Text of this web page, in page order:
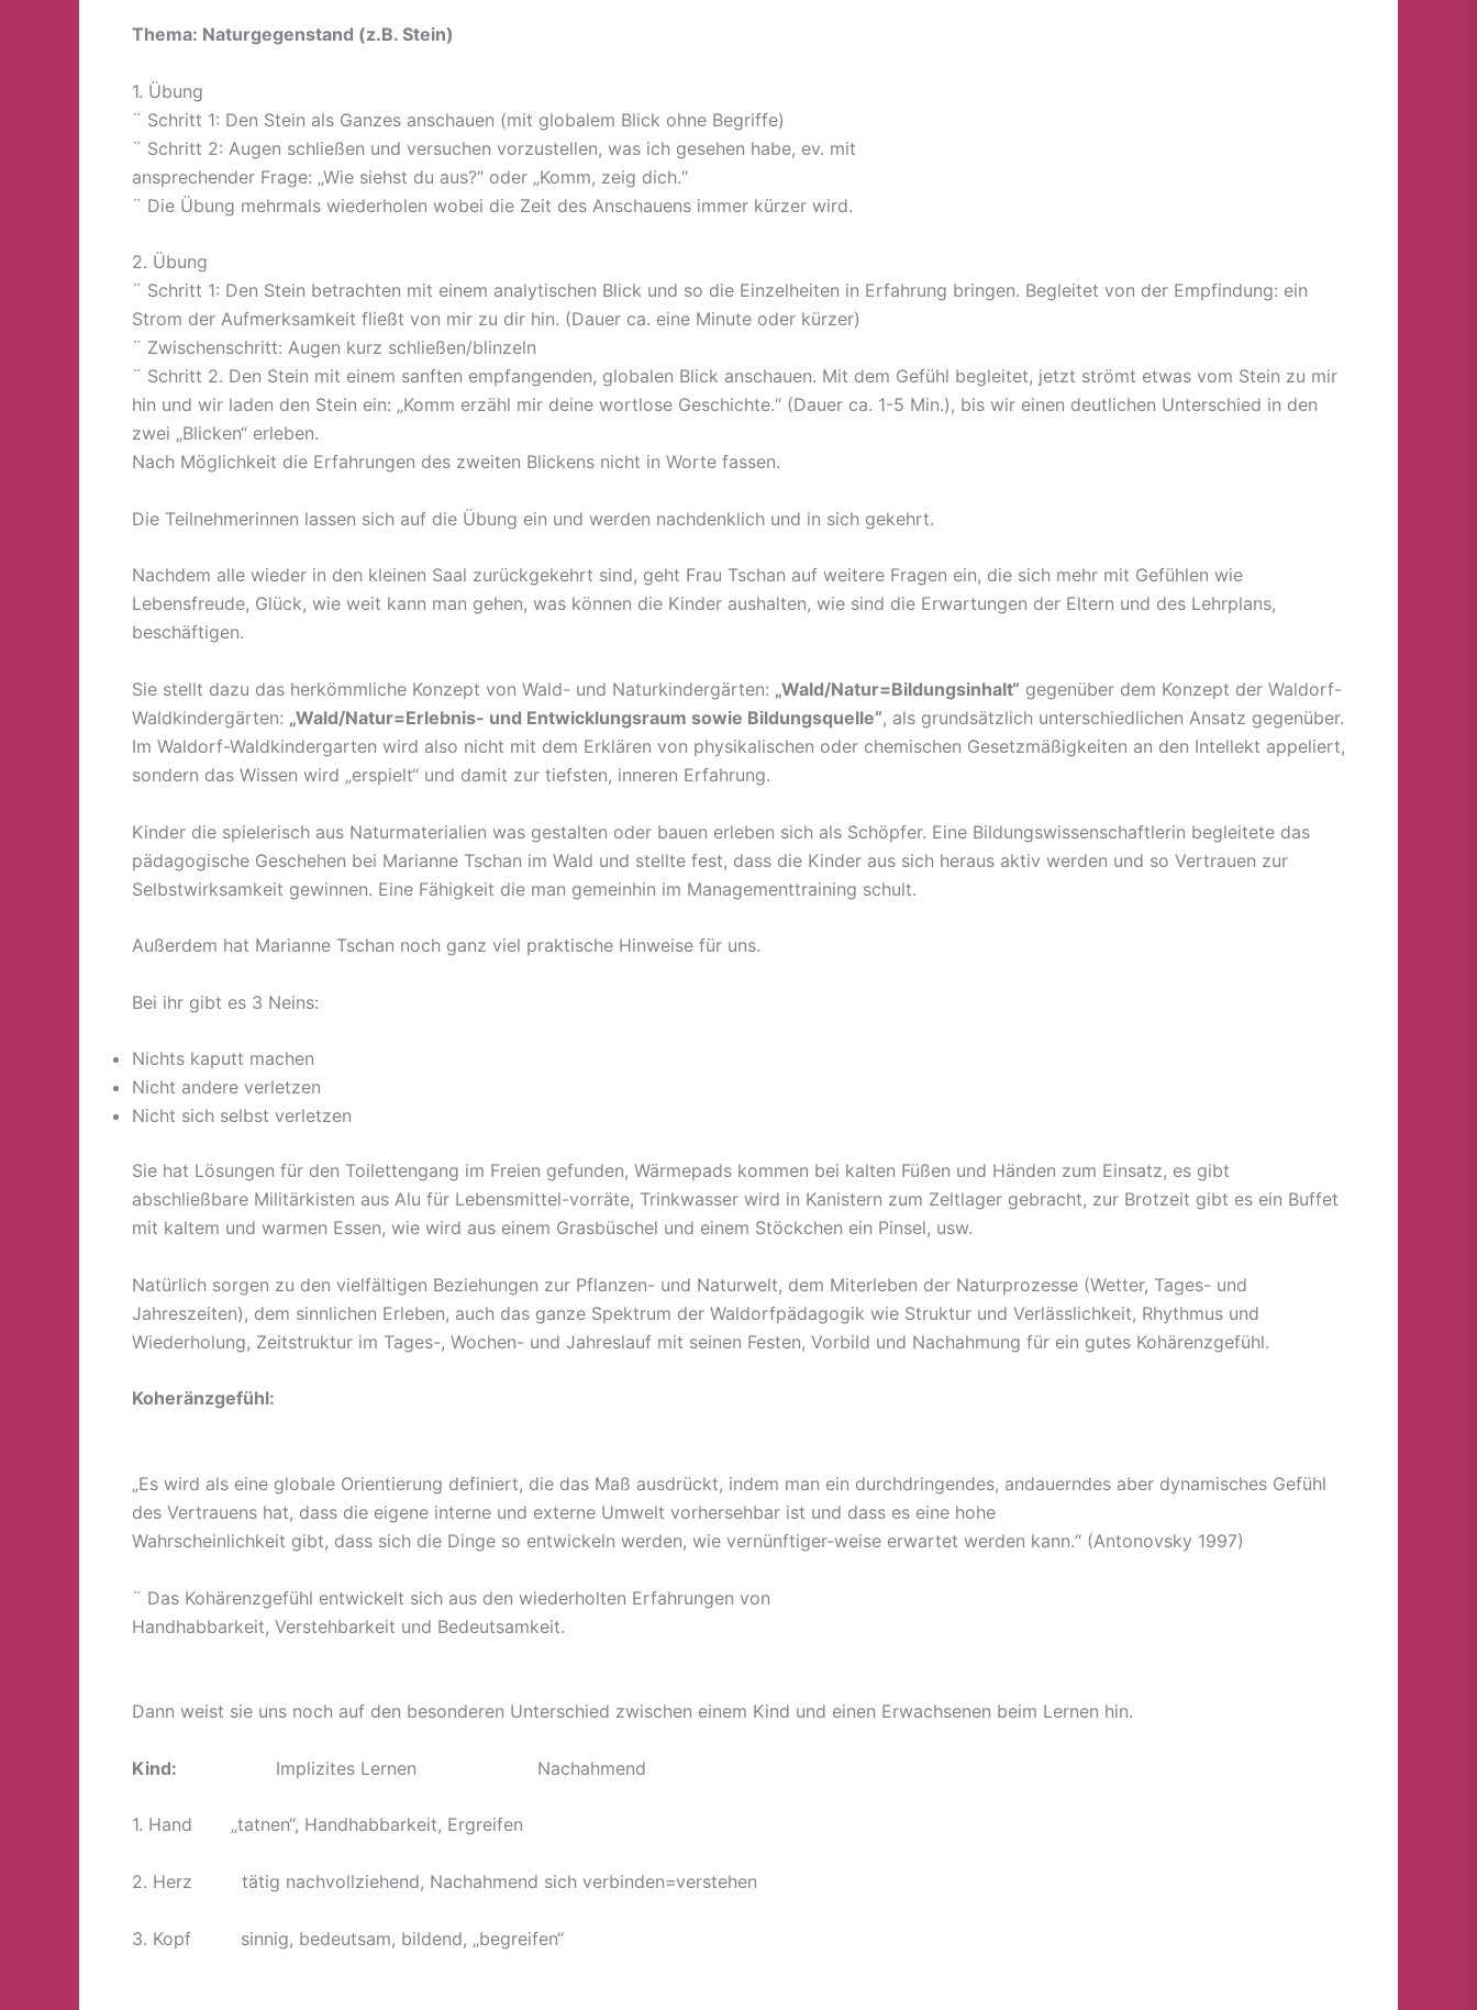
Thema: Naturgegenstand (z.B. Stein)
1. Übung
¨ Schritt 1: Den Stein als Ganzes anschauen (mit globalem Blick ohne Begriffe)
¨ Schritt 2: Augen schließen und versuchen vorzustellen, was ich gesehen habe, ev. mit
ansprechender Frage: „Wie siehst du aus?“ oder „Komm, zeig dich.“
¨ Die Übung mehrmals wiederholen wobei die Zeit des Anschauens immer kürzer wird.
2. Übung
¨ Schritt 1: Den Stein betrachten mit einem analytischen Blick und so die Einzelheiten in Erfahrung bringen. Begleitet von der Empfindung: ein
Strom der Aufmerksamkeit fließt von mir zu dir hin. (Dauer ca. eine Minute oder kürzer)
¨ Zwischenschritt: Augen kurz schließen/blinzeln
¨ Schritt 2. Den Stein mit einem sanften empfangenden, globalen Blick anschauen. Mit dem Gefühl begleitet, jetzt strömt etwas vom Stein zu mir
hin und wir laden den Stein ein: „Komm erzähl mir deine wortlose Geschichte.“ (Dauer ca. 1-5 Min.), bis wir einen deutlichen Unterschied in den
zwei „Blicken“ erleben.
Nach Möglichkeit die Erfahrungen des zweiten Blickens nicht in Worte fassen.
Die Teilnehmerinnen lassen sich auf die Übung ein und werden nachdenklich und in sich gekehrt.
Nachdem alle wieder in den kleinen Saal zurückgekehrt sind, geht Frau Tschan auf weitere Fragen ein, die sich mehr mit Gefühlen wie
Lebensfreude, Glück, wie weit kann man gehen, was können die Kinder aushalten, wie sind die Erwartungen der Eltern und des Lehrplans,
beschäftigen.
Sie stellt dazu das herkömmliche Konzept von Wald- und Naturkindergärten: „Wald/Natur=Bildungsinhalt“ gegenüber dem Konzept der Waldorf-
Waldkindergärten: „Wald/Natur=Erlebnis- und Entwicklungsraum sowie Bildungsquelle“, als grundsätzlich unterschiedlichen Ansatz gegenüber.
Im Waldorf-Waldkindergarten wird also nicht mit dem Erklären von physikalischen oder chemischen Gesetzmäßigkeiten an den Intellekt appeliert,
sondern das Wissen wird „erspielt“ und damit zur tiefsten, inneren Erfahrung.
Kinder die spielerisch aus Naturmaterialien was gestalten oder bauen erleben sich als Schöpfer. Eine Bildungswissenschaftlerin begleitete das
pädagogische Geschehen bei Marianne Tschan im Wald und stellte fest, dass die Kinder aus sich heraus aktiv werden und so Vertrauen zur
Selbstwirksamkeit gewinnen. Eine Fähigkeit die man gemeinhin im Managementtraining schult.
Außerdem hat Marianne Tschan noch ganz viel praktische Hinweise für uns.
Bei ihr gibt es 3 Neins:
Nichts kaputt machen
Nicht andere verletzen
Nicht sich selbst verletzen
Sie hat Lösungen für den Toilettengang im Freien gefunden, Wärmepads kommen bei kalten Füßen und Händen zum Einsatz, es gibt
abschließbare Militärkisten aus Alu für Lebensmittel-vorräte, Trinkwasser wird in Kanistern zum Zeltlager gebracht, zur Brotzeit gibt es ein Buffet
mit kaltem und warmen Essen, wie wird aus einem Grasbüschel und einem Stöckchen ein Pinsel, usw.
Natürlich sorgen zu den vielfältigen Beziehungen zur Pflanzen- und Naturwelt, dem Miterleben der Naturprozesse (Wetter, Tages- und
Jahreszeiten), dem sinnlichen Erleben, auch das ganze Spektrum der Waldorfpädagogik wie Struktur und Verlässlichkeit, Rhythmus und
Wiederholung, Zeitstruktur im Tages-, Wochen- und Jahreslauf mit seinen Festen, Vorbild und Nachahmung für ein gutes Kohärenzgefühl.
Koheränzgefühl:
„Es wird als eine globale Orientierung definiert, die das Maß ausdrückt, indem man ein durchdringendes, andauerndes aber dynamisches Gefühl
des Vertrauens hat, dass die eigene interne und externe Umwelt vorhersehbar ist und dass es eine hohe
Wahrscheinlichkeit gibt, dass sich die Dinge so entwickeln werden, wie vernünftiger-weise erwartet werden kann.“ (Antonovsky 1997)
¨ Das Kohärenzgefühl entwickelt sich aus den wiederholten Erfahrungen von
Handhabbarkeit, Verstehbarkeit und Bedeutsamkeit.
Dann weist sie uns noch auf den besonderen Unterschied zwischen einem Kind und einen Erwachsenen beim Lernen hin.
Kind: Implizites Lernen Nachahmend
1. Hand „tatnen“, Handhabbarkeit, Ergreifen
2. Herz tätig nachvollziehend, Nachahmend sich verbinden=verstehen
3. Kopf sinnig, bedeutsam, bildend, „begreifen“